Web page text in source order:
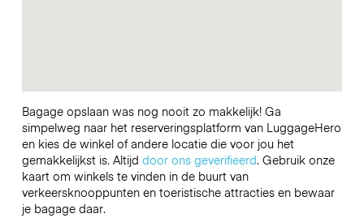
Bagage opslaan was nog nooit zo makkelijk! Ga
simpelweg naar het reserveringsplatform van LuggageHero
en kies de winkel of andere locatie die voor jou het
gemakkelijkst is. Altijd door ons geverifieerd. Gebruik onze
kaart om winkels te vinden in de buurt van
verkeersknooppunten en toeristische attracties en bewaar
je bagage daar.